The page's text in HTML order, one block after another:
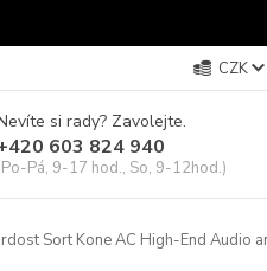
CZK
si rady? Zavolejte.
603 824 940
Pá, 9-17 hod., So, 9-12hod.)
Sort Kone AC High-End Audio